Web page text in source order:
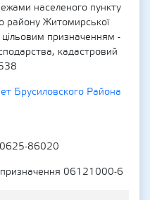
населеного пункту
району Житомирської
призначенням -
кадастровий
Брусиловского Района
86020
призначення 06121000-6